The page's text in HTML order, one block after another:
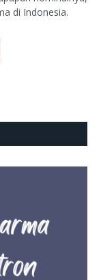
di Indonesia.